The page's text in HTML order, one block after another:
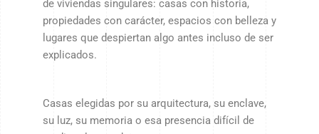
de viviendas singulares: casas con historia,
propiedades con carácter, espacios con belleza y
lugares que despiertan algo antes incluso de ser
explicados.
Casas elegidas por su arquitectura, su enclave,
su luz, su memoria o esa presencia difícil de